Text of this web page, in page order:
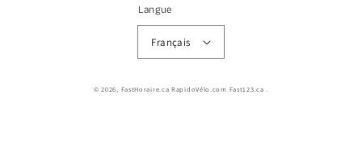
Langue
Français
© 2026, FastHoraire.ca RapidoVélo.com Fast123.ca .